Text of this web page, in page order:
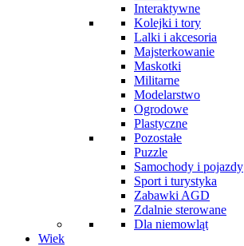
Interaktywne
Kolejki i tory
Lalki i akcesoria
Majsterkowanie
Maskotki
Militarne
Modelarstwo
Ogrodowe
Plastyczne
Pozostałe
Puzzle
Samochody i pojazdy
Sport i turystyka
Zabawki AGD
Zdalnie sterowane
Dla niemowląt
Wiek